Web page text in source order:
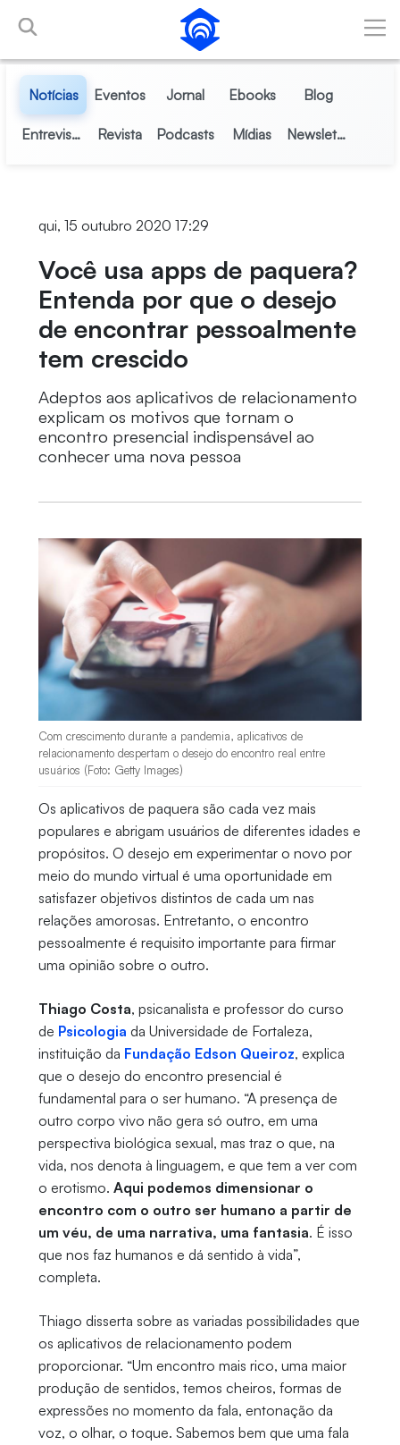
Pular para o Conteúdo principal
Notícias Eventos Jornal Ebooks Blog
Entrevistas Revista Podcasts Mídias Newsletter
qui, 15 outubro 2020 17:29
Você usa apps de paquera?
Entenda por que o desejo
de encontrar pessoalmente
tem crescido
Adeptos aos aplicativos de relacionamento
explicam os motivos que tornam o
encontro presencial indispensável ao
conhecer uma nova pessoa
Com crescimento durante a pandemia, aplicativos de
relacionamento despertam o desejo do encontro real entre
usuários (Foto: Getty Images)
Os aplicativos de paquera são cada vez mais
populares e abrigam usuários de diferentes idades e
propósitos. O desejo em experimentar o novo por
meio do mundo virtual é uma oportunidade em
satisfazer objetivos distintos de cada um nas
relações amorosas. Entretanto, o encontro
pessoalmente é requisito importante para firmar
uma opinião sobre o outro.
Thiago Costa, psicanalista e professor do curso
de Psicologia da Universidade de Fortaleza,
instituição da Fundação Edson Queiroz, explica
que o desejo do encontro presencial é
fundamental para o ser humano. “A presença de
outro corpo vivo não gera só outro, em uma
perspectiva biológica sexual, mas traz o que, na
vida, nos denota à linguagem, e que tem a ver com
o erotismo. Aqui podemos dimensionar o
encontro com o outro ser humano a partir de
um véu, de uma narrativa, uma fantasia. É isso
que nos faz humanos e dá sentido à vida”,
completa.
Thiago disserta sobre as variadas possibilidades que
os aplicativos de relacionamento podem
proporcionar. “Um encontro mais rico, uma maior
produção de sentidos, temos cheiros, formas de
expressões no momento da fala, entonação da
voz, o olhar, o toque. Sabemos bem que uma fala